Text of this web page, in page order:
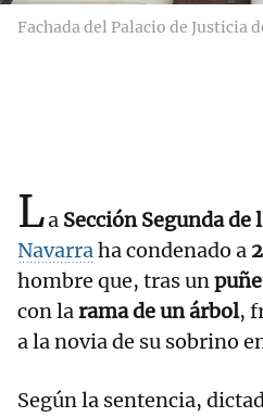
Fachada del Palacio de Justicia
La Sección Segunda de
Navarraha condenado a
hombre que, tras un
con larama de un árbol,
a la novia de su sobrino
Según la sentencia,